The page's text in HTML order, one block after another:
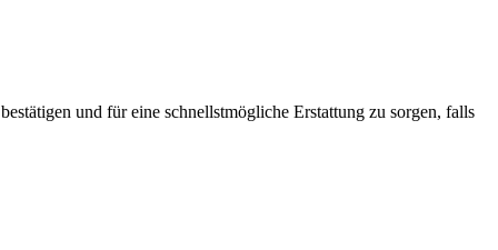
und für eine schnellstmögliche Erstattung zu sorgen, falls